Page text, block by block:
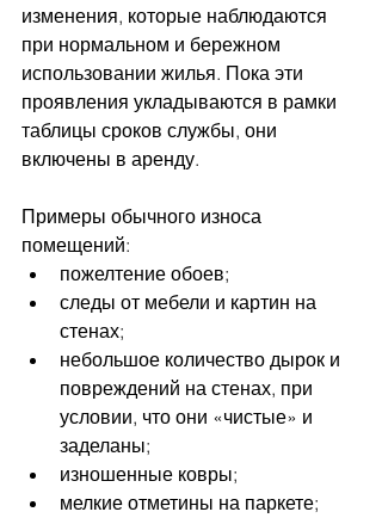
изменения, которые наблюдаются
при нормальном и бережном
использовании жилья. Пока эти
проявления укладываются в рамки
таблицы сроков службы, они
включены в аренду.
Примеры обычного износа
помещений:
пожелтение обоев;
следы от мебели и картин на
стенах;
небольшое количество дырок и
повреждений на стенах, при
условии, что они «чистые» и
заделаны;
изношенные ковры;
мелкие отметины на паркете;